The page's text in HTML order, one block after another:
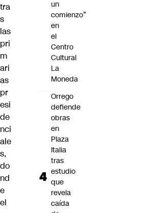
tra
s
las
pri
m
ari
as
pr
esi
de
nci
ale
s,
do
nd
e
el
un
comienzo”
en
el
Centro
Cultural
La
Moneda
Orrego
defiende
obras
en
Plaza
Italia
tras
estudio
que
revela
caída